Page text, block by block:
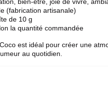
bien-être, joie de vivre,
(fabrication artisanale)
de 10 g
la quantité commandée
est idéal pour créer une
au quotidien.